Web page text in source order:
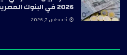
2026 في البنوك المصرية
أغسطس 7, 2026